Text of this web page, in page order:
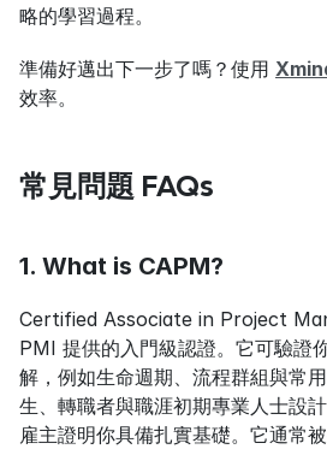
略的學習過程。
準備好邁出下一步了嗎？使用
效率。
常見問題 FAQs
1. What is CAPM?
Certified Associate in Project
PMI 提供的入門級認證。它可驗證
解，例如生命週期、流程群組與常
生、轉職者與職涯初期專業人士設
雇主證明你具備扎實基礎。它通常